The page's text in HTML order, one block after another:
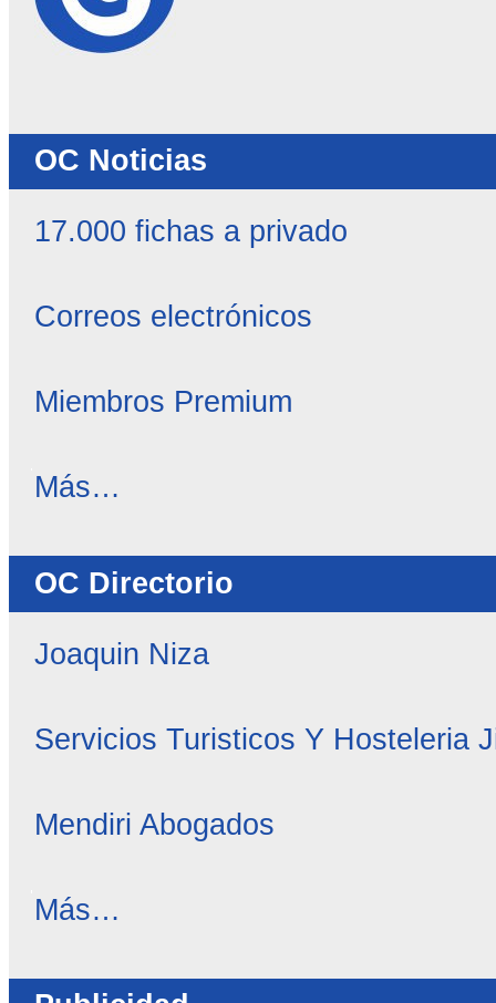
OC Noticias
17.000 fichas a privado
Correos electrónicos
Miembros Premium
OC
Más…
OC Directorio
Joaquin Niza
Servicios Turisticos Y Hosteleria
Mendiri Abogados
OC
Más…